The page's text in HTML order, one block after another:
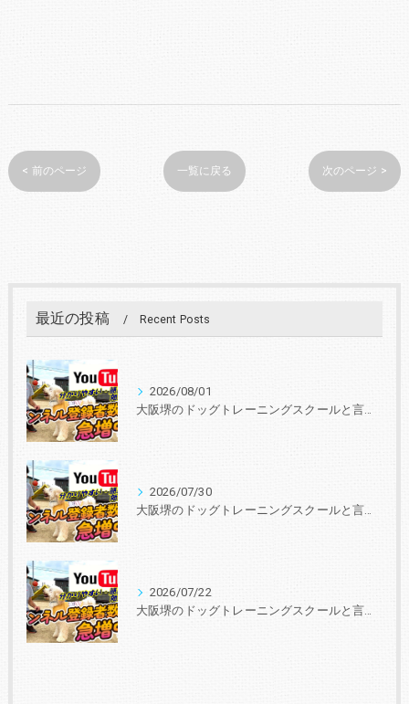
< 前のページ 一覧に戻る 次のページ >
最近の投稿 Recent Posts
2026/08/01
大阪堺のドッグトレーニングスクールと言えば『いぬの学校あさか』 30年、3000頭以上の実績！あなたと愛犬に合ったトレーニングを学びを提供します。
2026/07/30
大阪堺のドッグトレーニングスクールと言えば『いぬの学校あさか』 30年、3000頭以上の実績！あなたと愛犬に合ったトレーニングを学びを提供します。
2026/07/22
大阪堺のドッグトレーニングスクールと言えば『いぬの学校あさか』 30年、3000頭以上の実績！あなたと愛犬に合ったトレーニングを学びを提供します。